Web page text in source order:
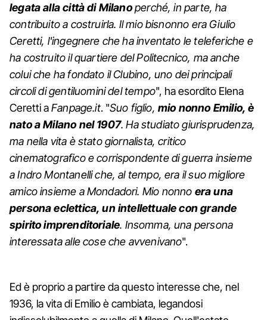
legata alla città di Milanoperché, in parte, ha
contribuito a costruirla. Il mio bisnonno era Giulio
Ceretti, l'ingegnere che ha inventato le teleferiche e
ha costruito il quartiere del Politecnico, ma anche
colui che ha fondato il Clubino, uno dei principali
circoli di gentiluomini del tempo", ha esordito Elena
Ceretti aFanpage.it. "Suo figlio, mio nonno Emilio, è
nato a Milano nel 1907. Ha studiato giurisprudenza,
ma nella vita è stato giornalista, critico
cinematografico e corrispondente di guerra insieme
a Indro Montanelli che, al tempo, era il suo migliore
amico insieme a Mondadori. Mio nonno era una
persona eclettica, un intellettuale con grande
spirito imprenditoriale. Insomma, una persona
interessata alle cose che avvenivano".
Ed è proprio a partire da questo interesse che, nel
1936, la vita di Emilio è cambiata, legandosi